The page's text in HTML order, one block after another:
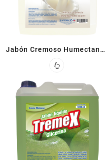
Jabón Cremoso Humectante
5 L